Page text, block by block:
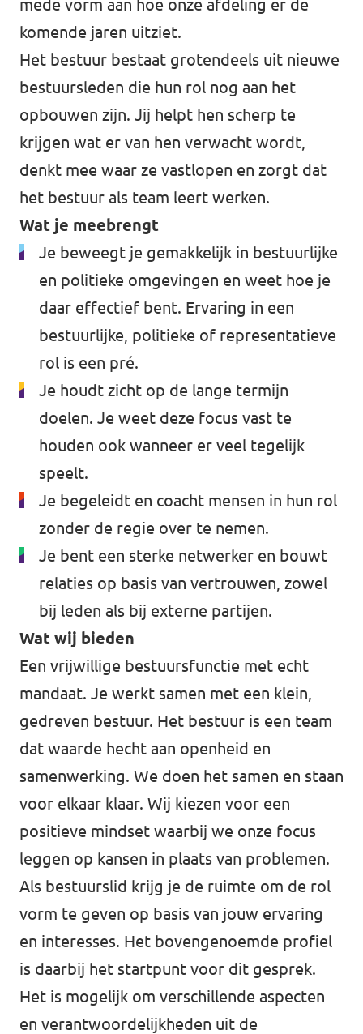
mede vorm aan hoe onze afdeling er de
komende jaren uitziet.
Het bestuur bestaat grotendeels uit nieuwe
bestuursleden die hun rol nog aan het
opbouwen zijn. Jij helpt hen scherp te
krijgen wat er van hen verwacht wordt,
denkt mee waar ze vastlopen en zorgt dat
het bestuur als team leert werken.
Wat je meebrengt
Je beweegt je gemakkelijk in bestuurlijke
en politieke omgevingen en weet hoe je
daar effectief bent. Ervaring in een
bestuurlijke, politieke of representatieve
rol is een pré.
Je houdt zicht op de lange termijn
doelen. Je weet deze focus vast te
houden ook wanneer er veel tegelijk
speelt.
Je begeleidt en coacht mensen in hun rol
zonder de regie over te nemen.
Je bent een sterke netwerker en bouwt
relaties op basis van vertrouwen, zowel
bij leden als bij externe partijen.
Wat wij bieden
Een vrijwillige bestuursfunctie met echt
mandaat. Je werkt samen met een klein,
gedreven bestuur. Het bestuur is een team
dat waarde hecht aan openheid en
samenwerking. We doen het samen en staan
voor elkaar klaar. Wij kiezen voor een
positieve mindset waarbij we onze focus
leggen op kansen in plaats van problemen.
Als bestuurslid krijg je de ruimte om de rol
vorm te geven op basis van jouw ervaring
en interesses. Het bovengenoemde profiel
is daarbij het startpunt voor dit gesprek.
Het is mogelijk om verschillende aspecten
en verantwoordelijkheden uit de